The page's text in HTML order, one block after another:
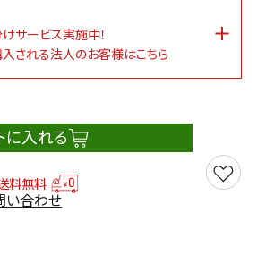
サービス実施中！
される法人のお客様はこちら
に入れる
料無料
い合わせ